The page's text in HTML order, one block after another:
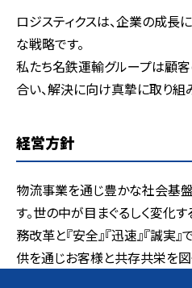
ロジスティクスは、企業の成長
な戦略です。
私たち名鉄運輸グループは顧
合い、解決に向け真摯に取り組
経営方針
物流事業を通じ豊かな社会基
す。世の中が目まぐるしく変化す
務改革と『安全』『迅速』『誠
供を通じお客様と共存共栄を図